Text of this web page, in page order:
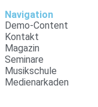
Navigation
Demo-Content
Kontakt
Magazin
Seminare
Musikschule
Medienarkaden